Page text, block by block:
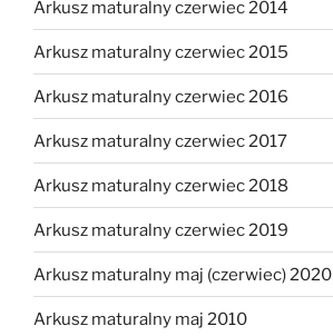
Arkusz maturalny czerwiec 2014
Arkusz maturalny czerwiec 2015
Arkusz maturalny czerwiec 2016
Arkusz maturalny czerwiec 2017
Arkusz maturalny czerwiec 2018
Arkusz maturalny czerwiec 2019
Arkusz maturalny maj (czerwiec) 2020
Arkusz maturalny maj 2010